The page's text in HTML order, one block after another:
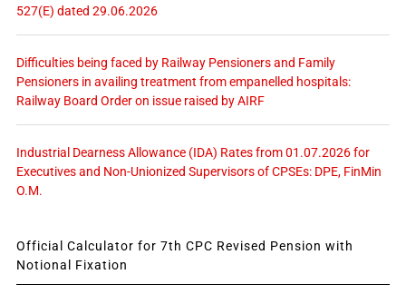
527(E) dated 29.06.2026
Difficulties being faced by Railway Pensioners and Family
Pensioners in availing treatment from empanelled hospitals:
Railway Board Order on issue raised by AIRF
Industrial Dearness Allowance (IDA) Rates from 01.07.2026 for
Executives and Non-Unionized Supervisors of CPSEs: DPE, FinMin
O.M.
Official Calculator for 7th CPC Revised Pension with
Notional Fixation